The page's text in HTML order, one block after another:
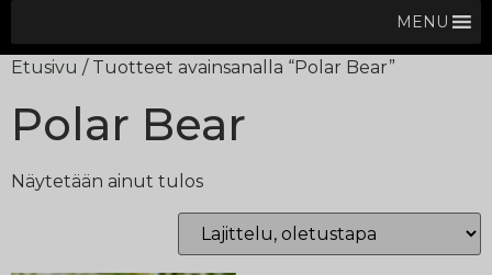
MENU
Etusivu / Tuotteet avainsanalla “Polar Bear”
Polar Bear
Näytetään ainut tulos